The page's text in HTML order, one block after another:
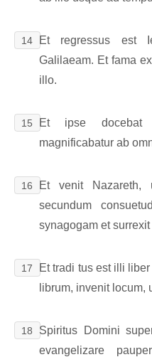
14
Et regressus est
Galilaeam. Et fama
illo.
15
Et ipse
magnificabatur ab
16
Et venit Nazareth,
secundum
synagogam et
17
Et tradi tus est illi
librum, invenit locum,
18
Spiritus Domini
evangelizare